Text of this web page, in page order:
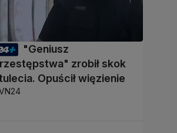
"Geniusz
zrobił skok
Opuścił więzienie